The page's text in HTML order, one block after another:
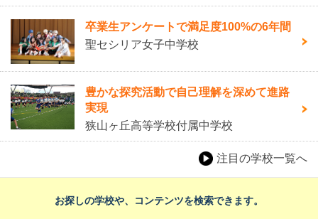
卒業生アンケートで満足度100%の6年間
聖セシリア女子中学校
豊かな探究活動で自己理解を深めて進路
実現
狭山ヶ丘高等学校付属中学校
注目の学校一覧へ
お探しの学校や、コンテンツを検索できます。